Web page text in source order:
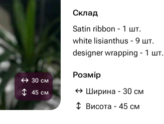
Склад
Satin ribbon - 1 шт.
white lisianthus - 9 шт.
designer wrapping - 1 шт.
Розмір
Ширина - 30 см
Висота - 45 см
30 см
45 см